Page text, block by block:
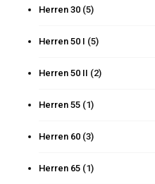
Herren 30 (5)
Herren 50 I (5)
Herren 50 II (2)
Herren 55 (1)
Herren 60 (3)
Herren 65 (1)